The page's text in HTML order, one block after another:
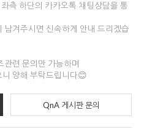
측 하단의 카카오톡 채팅상담을 통
남겨주시면 신속하게 안내 드리겠습
관련 문의만 가능하며
양해 부탁드립니다😊
QnA 게시판 문의